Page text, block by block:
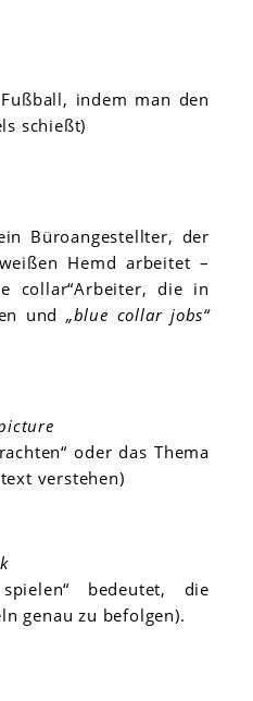
indem man den
schießt)
Büroangestellter, der
Hemd arbeitet –
collar“Arbeiter, die in
und „blue collar jobs“
oder das Thema
verstehen)
bedeutet, die
genau zu befolgen).